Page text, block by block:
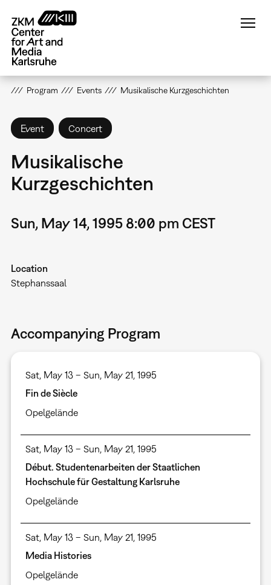
main
content
Program Events Musikalische Kurzgeschichten
Event Concert
Musikalische
Kurzgeschichten
Sun, May 14, 1995 8:00 pm CEST
Location
Stephanssaal
Accompanying Program
Sat, May 13 – Sun, May 21, 1995
Fin de Siècle
Opelgelände
Sat, May 13 – Sun, May 21, 1995
Début. Studentenarbeiten der Staatlichen
Hochschule für Gestaltung Karlsruhe
Opelgelände
Sat, May 13 – Sun, May 21, 1995
Media Histories
Opelgelände